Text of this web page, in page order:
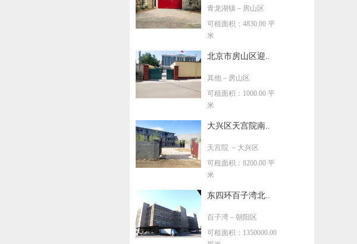
青龙湖镇 －房山区
可租面积：4830.00 平
米
北京市房山区迎..
其他 －房山区
可租面积：1000.00 平
米
大兴区天宫院南..
天宫院 －大兴区
可租面积：8200.00 平
米
东四环百子湾北..
百子湾 －朝阳区
可租面积：1350000.00